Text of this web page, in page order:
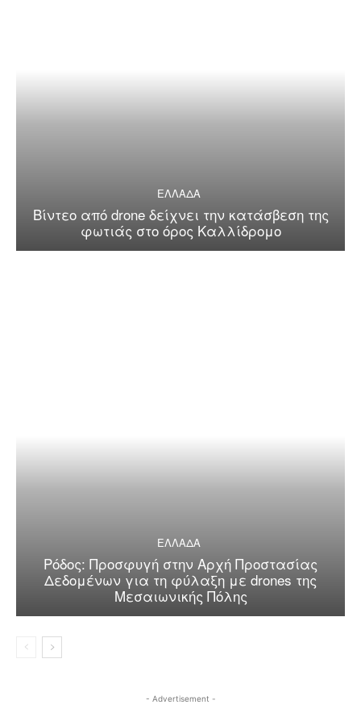
ΕΛΛΑΔΑ
Βίντεο από drone δείχνει την κατάσβεση της
φωτιάς στο όρος Καλλίδρομο
ΕΛΛΑΔΑ
Ρόδος: Προσφυγή στην Αρχή Προστασίας
Δεδομένων για τη φύλαξη με drones της
Μεσαιωνικής Πόλης
- Advertisement -